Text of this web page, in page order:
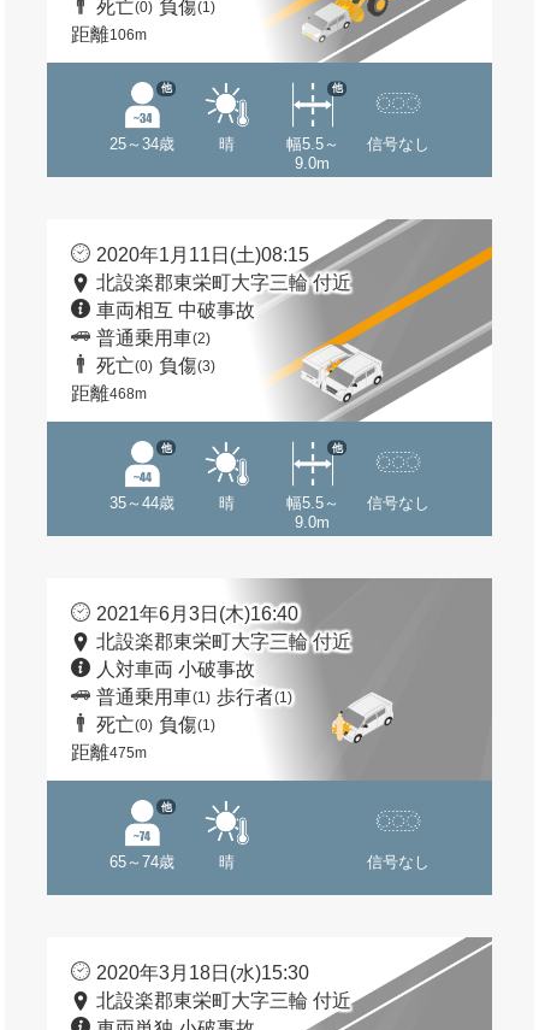
死亡(0) 負傷(1)
距離106m
25～34歳
他
晴
幅5.5～
9.0m
他
信号なし
2020年1月11日(土)08:15
北設楽郡東栄町大字三輪 付近
車両相互 中破事故
普通乗用車(2)
死亡(0) 負傷(3)
距離468m
35～44歳
他
晴
幅5.5～
9.0m
他
信号なし
2021年6月3日(木)16:40
北設楽郡東栄町大字三輪 付近
人対車両 小破事故
普通乗用車(1) 歩行者(1)
死亡(0) 負傷(1)
距離475m
65～74歳
他
晴 信号なし
2020年3月18日(水)15:30
北設楽郡東栄町大字三輪 付近